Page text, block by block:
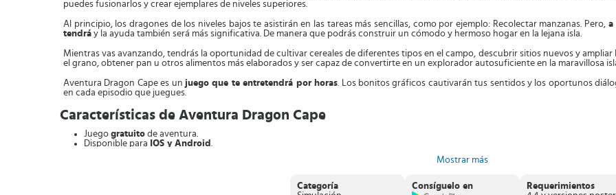
puedes fusionarlos y crear ejemplares de niveles superiores.
Al principio, los dragones de los niveles bajos te asistirán en las tareas más sencillas, como por ejemplo: Recolectar manzanas. Pero, a
tendrá y la ayuda también será más significativa. De manera que podrás construir un cómodo y hermoso hogar en la lejana isla.
Mientras vas avanzando, tendrás la oportunidad de cultivar cereales de diferentes tipos en el campo, descubrir sitios nuevos y
el grano, obtener pan u otros alimentos más elaborados y ser capaz de convertirte en un explorador autosuficiente en la maravillosa
Aventura Dragon Cape es un juego que te entretendrá por horas. Los bonitos gráficos cautivarán tus sentidos y los oportunos
en cada episodio que juegues.
Características de Aventura Dragon Cape
Juego gratuito de aventura.
Disponible para IOS y Android .
Mostrar más
Categoría
Consíguelo en
Requerimientos